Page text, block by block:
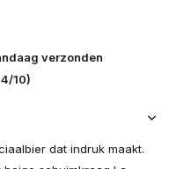
verzonden
10)
dat indruk maakt.